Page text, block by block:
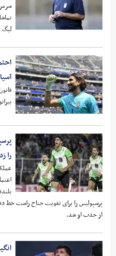
را زد
پرسپولیس را برای تقویت جناح راست خط
از جذب او شد.